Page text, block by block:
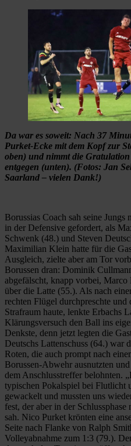
Da war es soweit: Nach 37
Purket-Ecke mit dem Kopf zur
oben) und nimmt die
entgegen (unten). (Fotos: Jan
Saarland – vielen Dank!)
Borussias Coach sah seine Jungs
in der Defensive gefordert, als
Schwenk (48.) und Steven
Maximilian Klein hatte für die
Ausgleich, zielte aber am Tor
Borussen dran: Dominik
abgefälscht, knapp vorbei,
über die Latte (55.). Als nach
rechten Flügel durchpreschte
Strafraum haute, lenkte Erbachs
Klärungsversuch den Ball ins
Denkste, denn jetzt legten die
Deutschs Lattenschuss (64.) war
Roten, die auch prompt nach
Borussen-Abwehr ausnutzten
dem Anschlusstreffer belohnten.
typischen Pokalspiel bei Flutlicht
gewackelt und mussten uns
fest, der aber in der
sah. Nico Purket krönten eine
Seite nach Flanke von Ralph
Volleyabnahme zum 1:3 (79.).